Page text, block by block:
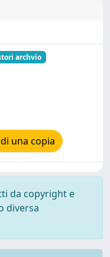
archvio
una copia
da copyright e
diversa